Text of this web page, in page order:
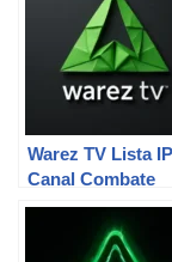
Warez TV Lista
Canal Combate